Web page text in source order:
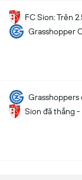
FC Sion: Trên
Grasshopper
Grasshoppers
Sion đã thắng -